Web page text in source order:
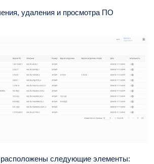
удаления и просмотра ПО
расположены следующие элементы: